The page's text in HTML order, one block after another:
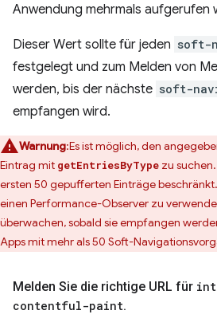
Anwendung mehrmals aufgerufen
Dieser Wert sollte für jeden soft-
festgelegt und zum Melden von
werden, bis der nächste soft-
empfangen wird.
Warnung:Es ist möglich, den
Eintrag mit getEntriesByType zu
ersten 50 gepufferten Einträge
einen Performance-Observer zu
überwachen, sobald sie empfangen
Apps mit mehr als 50 Soft-
Melden Sie die richtige URL für
contentful-paint.